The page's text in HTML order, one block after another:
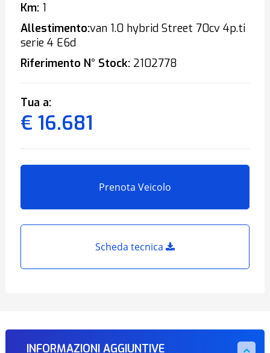
Km:1
Allestimento:van 1.0 hybrid Street 70cv 4p.ti
serie 4 E6d
Riferimento N° Stock:2102778
Tua a:
€ 16.681
Prenota Veicolo
Scheda tecnica
INFORMAZIONI AGGIUNTIVE